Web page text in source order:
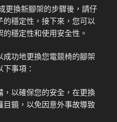
更換新腳架的步驟後，請仔
穩定性，接下來，您可以
穩定性和使用安全性。
功地更換您電競椅的腳架
事項：
以確保您的安全，在更換
鏡，以免因意外事故導致